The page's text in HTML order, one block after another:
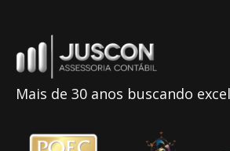
Mais de 30 anos buscando